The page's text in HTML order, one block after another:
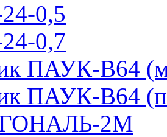
0,5
0,7
ПАУК-В64
ПАУК-В64
2М